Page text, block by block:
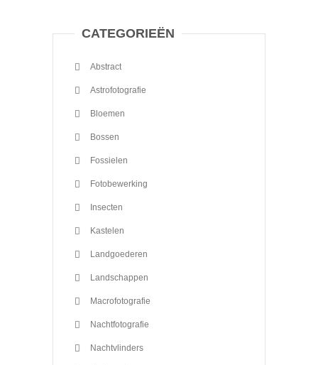
CATEGORIEËN
Abstract
Astrofotografie
Bloemen
Bossen
Fossielen
Fotobewerking
Insecten
Kastelen
Landgoederen
Landschappen
Macrofotografie
Nachtfotografie
Nachtvlinders